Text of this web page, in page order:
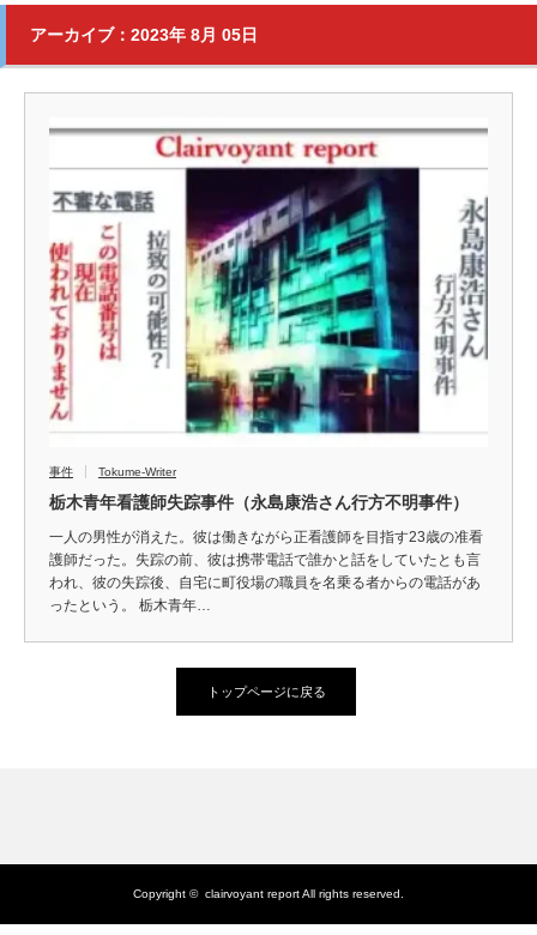
アーカイブ：2023年 8月 05日
事件 Tokume-Writer
栃木青年看護師失踪事件（永島康浩さん行方不明事件）
一人の男性が消えた。彼は働きながら正看護師を目指す23歳の准看
護師だった。失踪の前、彼は携帯電話で誰かと話をしていたとも言
われ、彼の失踪後、自宅に町役場の職員を名乗る者からの電話があ
ったという。 栃木青年…
トップページに戻る
Copyright © clairvoyant reportAll rights reserved.